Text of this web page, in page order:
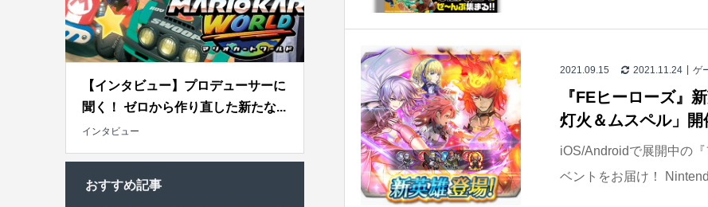
2021.09.15 2021.11.24 ゲ
『FEヒーローズ』
灯火＆ムスペル」開
iOS/Androidで展開中の
ベントをお届け！
【インタビュー】プロデューサーに
聞く！ ゼロから作り直した新たな...
インタビュー
おすすめ記事